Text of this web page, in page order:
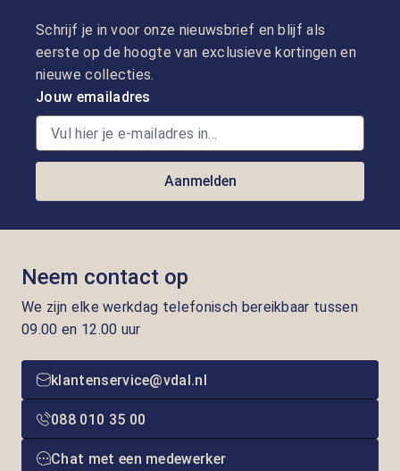
Schrijf je in voor onze nieuwsbrief en blijf als
eerste op de hoogte van exclusieve kortingen en
nieuwe collecties.
Jouw emailadres
Aanmelden
Neem contact op
We zijn elke werkdag telefonisch bereikbaar tussen
09.00 en 12.00 uur
klantenservice@vdal.nl
088 010 35 00
Chat met een medewerker